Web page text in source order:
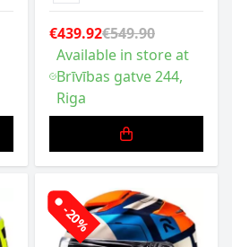
€439.92€549.90
Available in store at
Brīvības gatve 244,
Riga
-20%